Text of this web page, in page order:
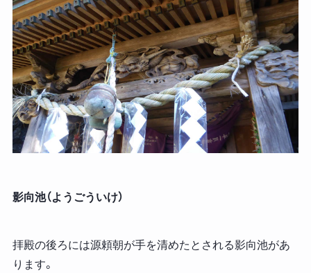
影向池（ようごういけ）
拝殿の後ろには源頼朝が手を清めたとされる影向池があ
ります。